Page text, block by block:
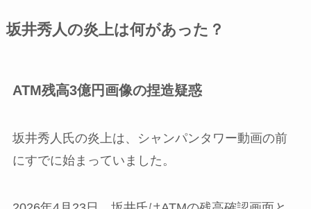
坂井秀人の炎上は何があった？
ATM残高3億円画像の捏造疑惑
坂井秀人氏の炎上は、シャンパンタワー動画の前
にすでに始まっていました。